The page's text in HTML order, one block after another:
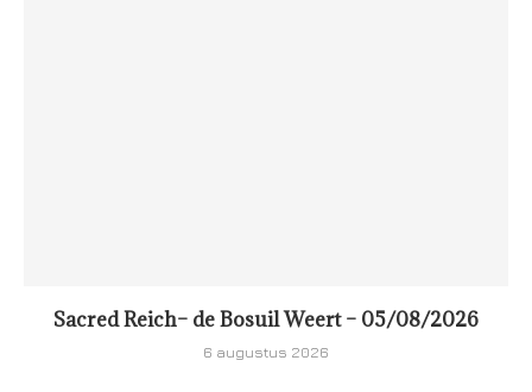
Sacred Reich– de Bosuil Weert – 05/08/2026
6 augustus 2026